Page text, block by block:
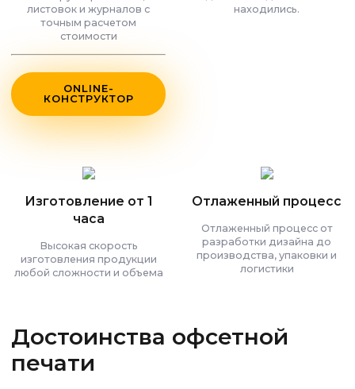
листовок и журналов с
точным расчетом
стоимости
ONLINE-
КОНСТРУКТОР
находились.
Изготовление от 1
часа
Высокая скорость
изготовления продукции
любой сложности и объема
Отлаженный процесс
Отлаженный процесс от
разработки дизайна до
производства, упаковки и
логистики
Достоинства офсетной
печати